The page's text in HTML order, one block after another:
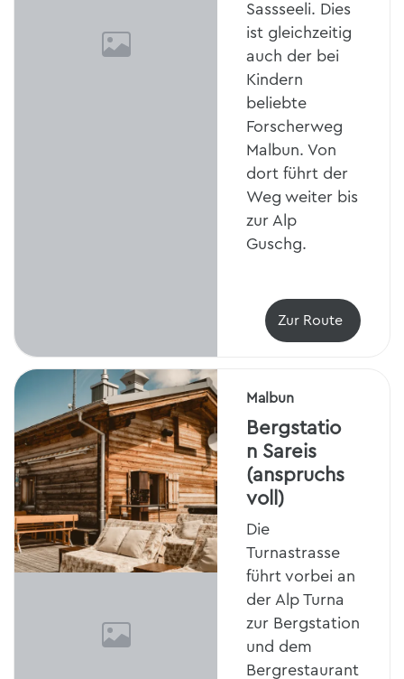
Sassseeli. Dies
ist gleichzeitig
auch der bei
Kindern
beliebte
Forscherweg
Malbun. Von
dort führt der
Weg weiter bis
zur Alp
Guschg.
Zur Route
Malbun
Bergstatio
n Sareis
(anspruchs
voll)
Die
Turnastrasse
führt vorbei an
der Alp Turna
zur Bergstation
und dem
Bergrestaurant